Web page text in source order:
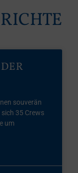
souverän
35 Crews
um